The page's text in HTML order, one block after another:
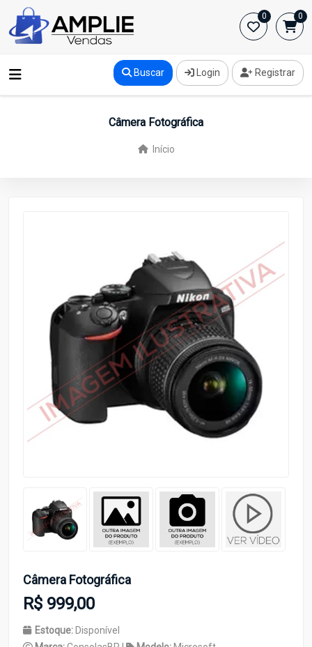
0 0
Buscar Login Registrar
Câmera Fotográfica
Início
Câmera Fotográfica
R$ 999,00
Estoque: Disponível